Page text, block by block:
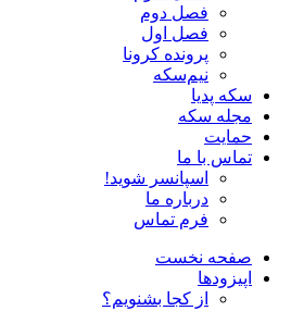
فصل دوم
فصل اول
پرونده کرونا
نیم‌سکه
سکه پدیا
مجله سکه
حمایت
تماس با ما
اسپانسر شوید!
درباره ما
فرم تماس
صفحه نخست
اپیزودها
از کجا بشنویم؟